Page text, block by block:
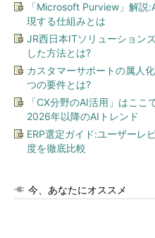
「Microsoft Purview」解説
現する仕組みとは
JR西日本ITソリューション
した方法とは?
カスタマーサポートの属人
つの要件とは?
「CX分野のAI活用」はこ
2026年以降のAIトレンド
ERP選定ガイド:ユーザーレ
度を徹底比較
今、あなたにオススメ